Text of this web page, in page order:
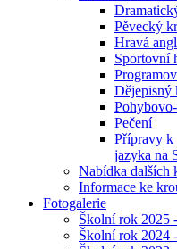
Pěvecký
Hravá
Sportovní
Dějepisný
Pečení
Přípravy k
jazyka na
Nabídka dalších
Informace ke
Fotogalerie
Školní rok 2025
Školní rok 2024